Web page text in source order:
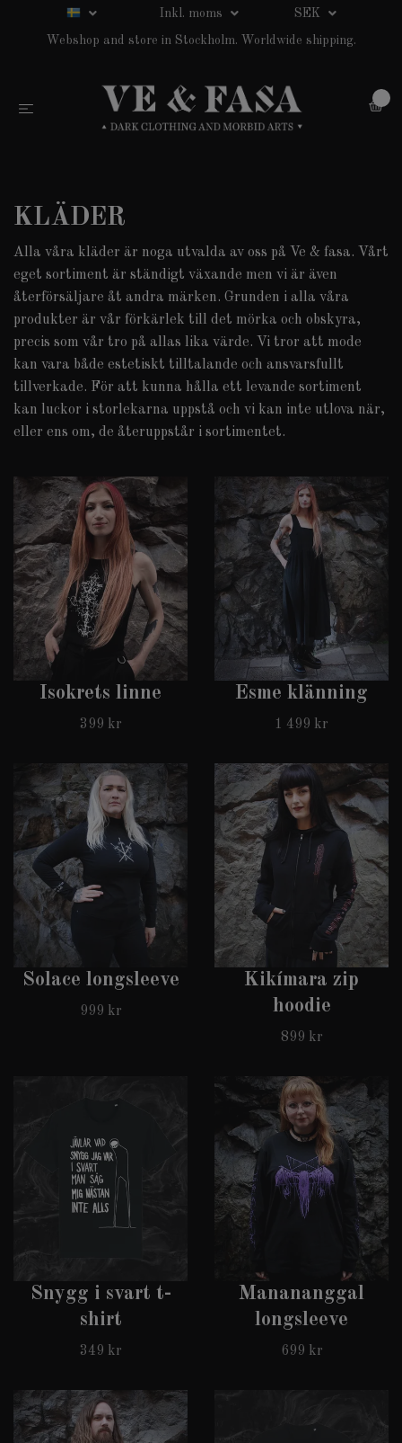
Inkl. moms SEK
Webshop and store in Stockholm. Worldwide shipping.
KLÄDER
Alla våra kläder är noga utvalda av oss på Ve & fasa. Vårt
eget sortiment är ständigt växande men vi är även
återförsäljare åt andra märken. Grunden i alla våra
produkter är vår förkärlek till det mörka och obskyra,
precis som vår tro på allas lika värde. Vi tror att mode
kan vara både estetiskt tilltalande och ansvarsfullt
tillverkade. För att kunna hålla ett levande sortiment
kan luckor i storlekarna uppstå och vi kan inte utlova när,
eller ens om, de återuppstår i sortimentet.
Isokrets linne
399 kr
Esme klänning
1 499 kr
Solace longsleeve
999 kr
Kikímara zip
hoodie
899 kr
Snygg i svart t-
shirt
349 kr
Manananggal
longsleeve
699 kr